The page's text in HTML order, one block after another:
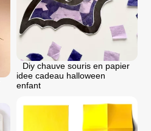
Diy chauve souris en papier
idee cadeau halloween
enfant